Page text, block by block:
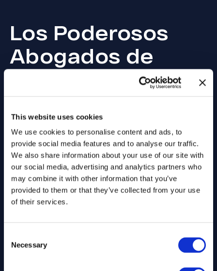
This website uses cookies
We use cookies to personalise content and ads, to
provide social media features and to analyse our traffic.
We also share information about your use of our site with
our social media, advertising and analytics partners who
may combine it with other information that you’ve
provided to them or that they’ve collected from your use
of their services.
Selection
Necessary
Los Poderosos
Abogados de
Accidentes de
CON UN HISTORIAL PROBADO
CONSECUTIVAMENTE